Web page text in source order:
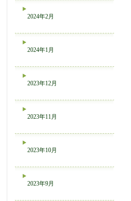
2024年2月
2024年1月
2023年12月
2023年11月
2023年10月
2023年9月